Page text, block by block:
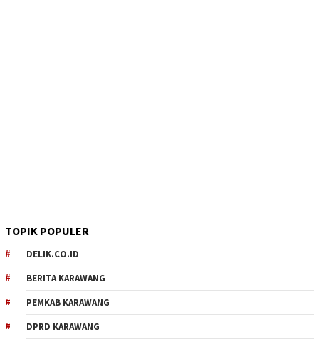
TOPIK POPULER
DELIK.CO.ID
BERITA KARAWANG
PEMKAB KARAWANG
DPRD KARAWANG